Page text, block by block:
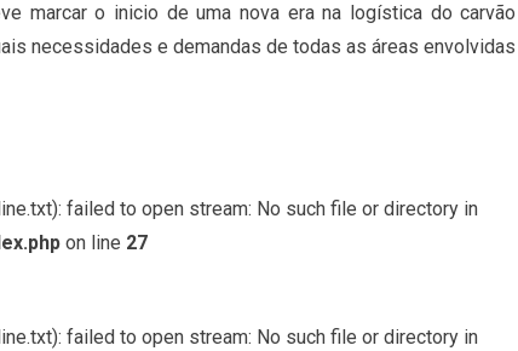
marcar o inicio de uma nova era na logística do carvão
necessidades e demandas de todas as áreas envolvidas
failed to open stream: No such file or directory in
on line 27
failed to open stream: No such file or directory in